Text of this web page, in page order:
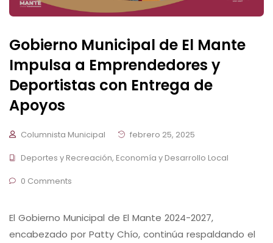
Gobierno Municipal de El Mante
Impulsa a Emprendedores y
Deportistas con Entrega de
Apoyos
Columnista Municipal
febrero 25, 2025
Deportes y Recreación, Economía y Desarrollo Local
0 Comments
El Gobierno Municipal de El Mante 2024-2027,
encabezado por Patty Chío, continúa respaldando el